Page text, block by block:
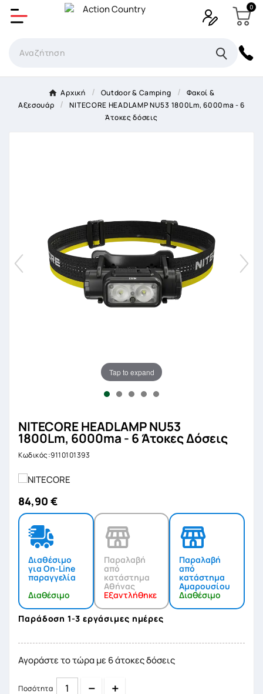
0
Αρχική Outdoor & Camping
Φακοί &
Αξεσουάρ
NITECORE HEADLAMP NU53 1800Lm, 6000ma - 6
Άτοκες δόσεις
Tap to expand
NITECORE HEADLAMP NU53
1800Lm, 6000ma - 6 Άτοκες Δόσεις
Κωδικός:9110101393
84,90 €
Διαθέσιμο
για On-Line
παραγγελία
Διαθέσιμο
Παραλαβή
από
κατάστημα
Αθήνας
Εξαντλήθηκε
Παραλαβή
από
κατάστημα
Αμαρουσίου
Διαθέσιμο
Παράδοση 1-3 εργάσιμες ημέρες
Αγοράστε το τώρα με 6 άτοκες δόσεις
Ποσότητα Quantity
Δημιουργία λίστα επιθυμητών
×
Όνομα Λίστα επιθυμιτών
Ακύρωση Δημιουργία λίστα επιθυμητών